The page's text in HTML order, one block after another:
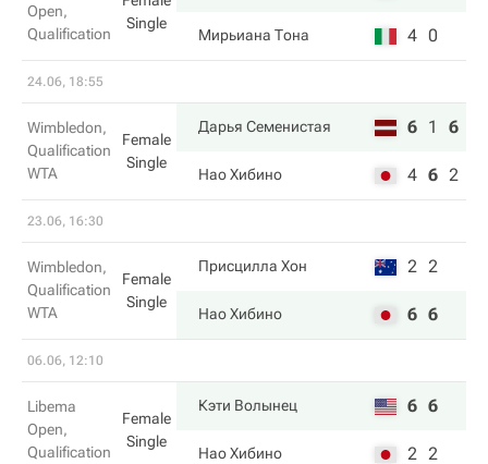
Open,
Qualification
Single
Мирьиана Тона 4 0
24.06, 18:55
Wimbledon,
Qualification
WTA
Female
Single
Дарья Семенистая 6 1 6
Нао Хибино 4 6 2
23.06, 16:30
Wimbledon,
Qualification
WTA
Female
Single
Присцилла Хон 2 2
Нао Хибино 6 6
06.06, 12:10
Libema
Open,
Qualification
Female
Single
Кэти Волынец 6 6
Нао Хибино 2 2